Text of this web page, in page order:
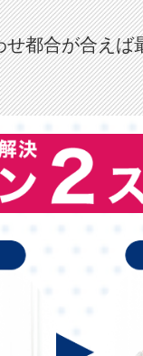
都合が合えば